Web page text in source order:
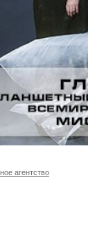
агентство